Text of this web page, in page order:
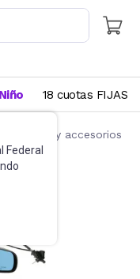
Federal
18 cuotas FIJAS
Repuestos y accesorios